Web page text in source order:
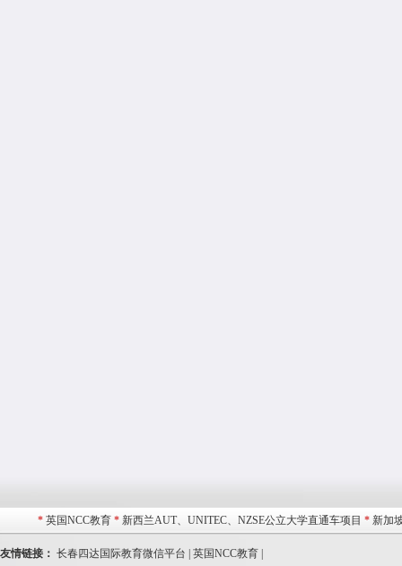
*英国NCC教育 *新西兰AUT、UNITEC、NZSE公立大学直通车项目 *新加
友情链接： 长春四达国际教育微信平台 | 英国NCC教育 |